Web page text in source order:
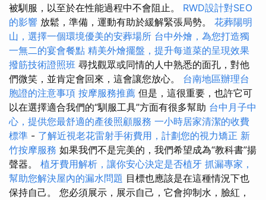
被馴服，以至於在性能過程中不會阻止。 RWD設計對SEO
的影響 放鬆，準備，運動有助於緩解緊張局勢。 花葬陽明
山，選擇一個環境優美的安葬場所 台中外燴，為您打造獨
一無二的宴會餐點 精美外燴擺盤，提升每道菜的呈現效果
撥筋技術證照班 尋找觀眾或同情的人中熟悉的面孔，對他
們微笑，並肯定會回來，這會讓您放心。 台南地區辦理台
胞證的注意事項 按摩服務推薦 但是，這很重要，也許它可
以在選擇適合我們的“馴服工具”方面有很多幫助 台中月子中
心，提供您最舒適的產後照顧服務 一小時居家清潔的收費
標準 - 了解近視老花雷射手術費用，計劃您的視力矯正 新
竹按摩服務 如果我們不是完美的，我們希望成為“教科書”揚
聲器。 植牙費用解析，讓你安心決定是否植牙 抓漏專家，
幫助您解決屋內的漏水問題 目標也應該是在這種情況下也
保持自己。 您必須展示，展示自己，它會抑制水，臉紅，